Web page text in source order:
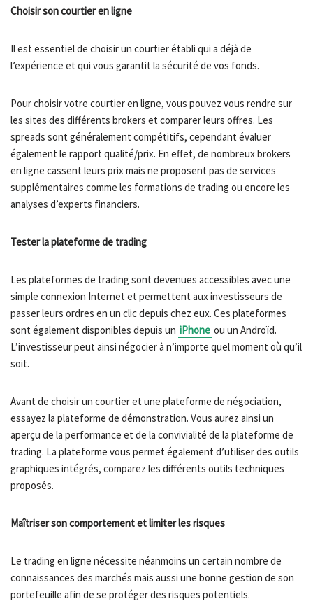
Choisir son courtier en ligne
Il est essentiel de choisir un courtier établi qui a déjà de
l’expérience et qui vous garantit la sécurité de vos fonds.
Pour choisir votre courtier en ligne, vous pouvez vous rendre sur
les sites des différents brokers et comparer leurs offres. Les
spreads sont généralement compétitifs, cependant évaluer
également le rapport qualité/prix. En effet, de nombreux brokers
en ligne cassent leurs prix mais ne proposent pas de services
supplémentaires comme les formations de trading ou encore les
analyses d’experts financiers.
Tester la plateforme de trading
Les plateformes de trading sont devenues accessibles avec une
simple connexion Internet et permettent aux investisseurs de
passer leurs ordres en un clic depuis chez eux. Ces plateformes
sont également disponibles depuis un iPhone ou un Androïd.
L’investisseur peut ainsi négocier à n’importe quel moment où qu’il
soit.
Avant de choisir un courtier et une plateforme de négociation,
essayez la plateforme de démonstration. Vous aurez ainsi un
aperçu de la performance et de la convivialité de la plateforme de
trading. La plateforme vous permet également d’utiliser des outils
graphiques intégrés, comparez les différents outils techniques
proposés.
Maîtriser son comportement et limiter les risques
Le trading en ligne nécessite néanmoins un certain nombre de
connaissances des marchés mais aussi une bonne gestion de son
portefeuille afin de se protéger des risques potentiels.